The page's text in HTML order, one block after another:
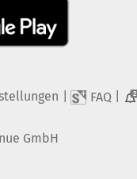
FAQ 2
GmbH